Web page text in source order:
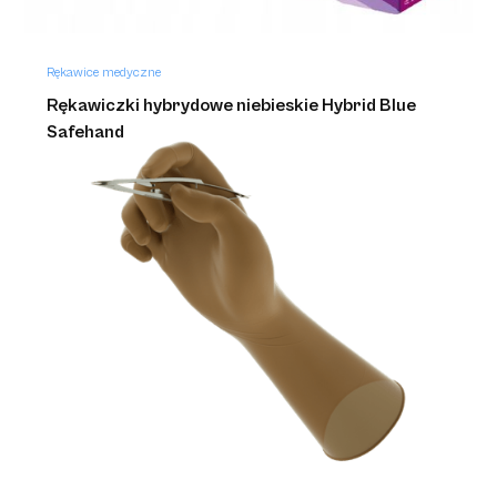
Rękawice medyczne
Rękawiczki hybrydowe niebieskie Hybrid Blue
Safehand